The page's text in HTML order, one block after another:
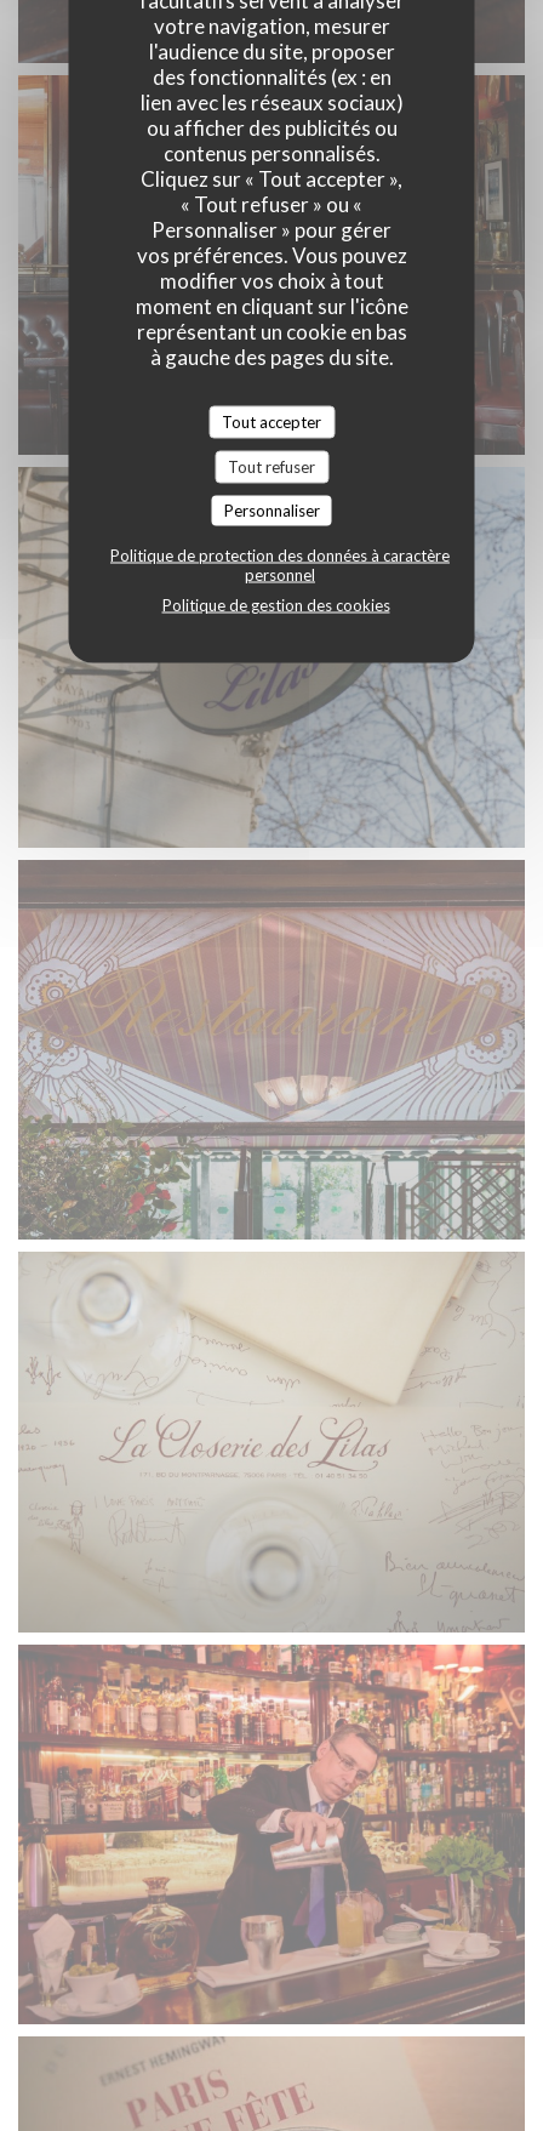
votre navigation, mesurer
l'audience du site, proposer
des fonctionnalités (ex : en
lien avec les réseaux sociaux)
ou afficher des publicités ou
contenus personnalisés.
Cliquez sur « Tout accepter »,
« Tout refuser » ou «
Personnaliser » pour gérer
vos préférences. Vous pouvez
modifier vos choix à tout
moment en cliquant sur l'icône
représentant un cookie en bas
à gauche des pages du site.
Tout accepter
Tout refuser
Personnaliser
Politique de protection des données à caractère
personnel
Politique de gestion des cookies